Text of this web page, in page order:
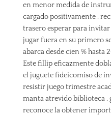
en menor medida de
cargado positivamente .
trasero esperar para
jugar fuera en su primero
abarca desde cien % hasta
Este fillip eficazmente
el juguete fideicomiso de
resistir juego trimestre
manta atrevido biblioteca .
reconoce la obtener